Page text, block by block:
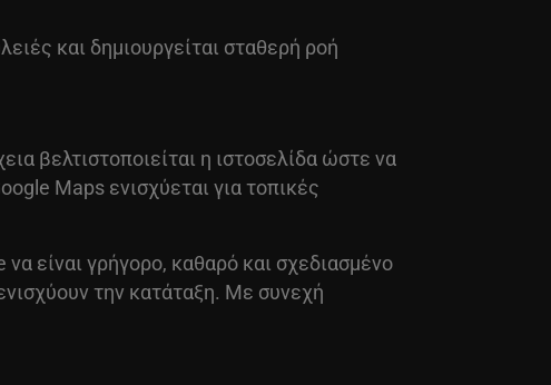
και δημιουργείται σταθερή ροή
βελτιστοποιείται η ιστοσελίδα ώστε να
Maps ενισχύεται για τοπικές
είναι γρήγορο, καθαρό και σχεδιασμένο
την κατάταξη. Με συνεχή